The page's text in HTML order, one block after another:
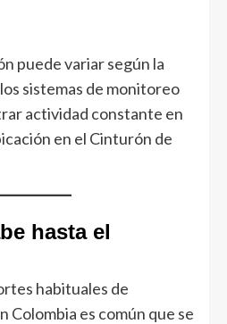
puede variar según la
sistemas de monitoreo
actividad constante en
en el Cinturón de
hasta el
habituales de
Colombia es común que se